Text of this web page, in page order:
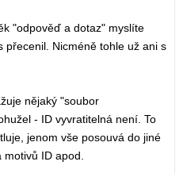
"odpověď a dotaz" myslíte
přecenil. Nicméně tohle už ani s
nějaký "soubor
- ID vyvratitelná není. To
jenom vše posouvá do jiné
motivů ID apod.